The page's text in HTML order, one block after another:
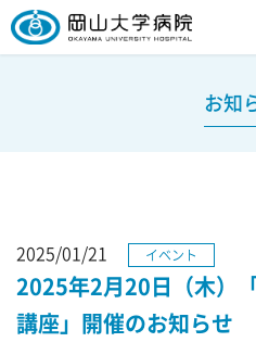
お知
2025/01/21 イベント
2025年2月20日（木）
講座」開催のお知らせ